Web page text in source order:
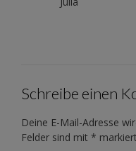
Schreibe einen
Deine E-Mail-Adresse
Felder sind mit * markiert